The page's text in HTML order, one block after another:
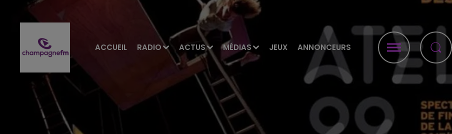
ACCUEIL RADIO ACTUS MÉDIAS JEUX ANNONCEURS